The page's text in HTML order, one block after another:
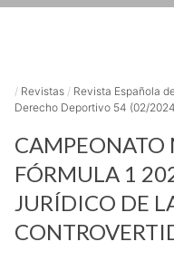
/ Revistas / Revista Española
Derecho Deportivo 54 (02/
FÓRMULA 1
JURÍDICO DE